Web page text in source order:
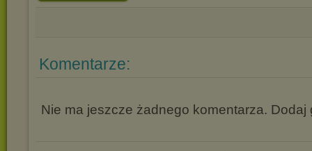
Komentarze:
Nie ma jeszcze żadnego komentarza. Dodaj